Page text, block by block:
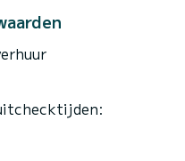
pilot.
heeft over de boot of
Een SamBoat-